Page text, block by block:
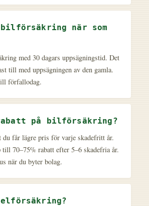
när som
med 30 dagars uppsägningstid. Det
till med uppsägningen av den gamla.
förfallodag.
på bilförsäkring?
du får lägre pris för varje skadefritt år.
till 70–75% rabatt efter 5–6 skadefria år.
när du byter bolag.